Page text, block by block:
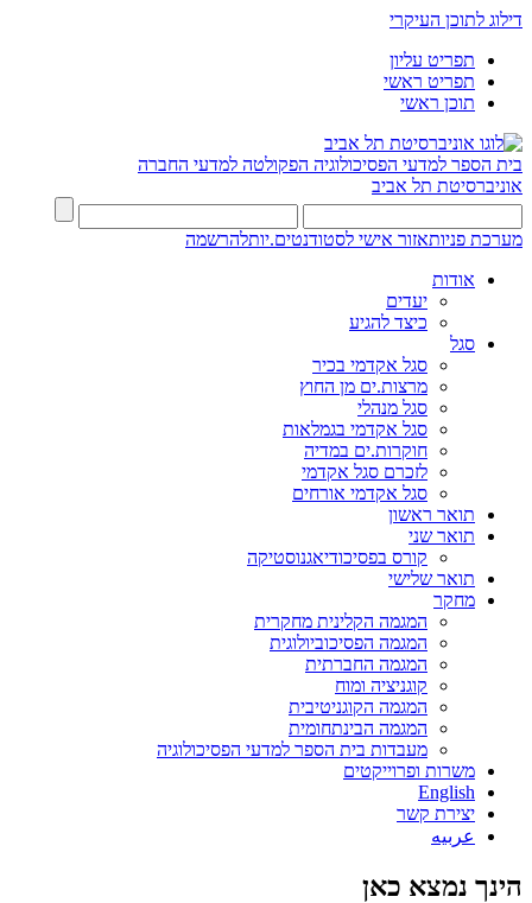
דילוג לתוכן העיקרי
תפריט עליון
תפריט ראשי
תוכן ראשי
בית הספר למדעי הפסיכולוגיה הפקולטה למדעי החברה
אוניברסיטת תל אביב
מערכת פניותאזור אישי לסטודנטים.יותלהרשמה
אודות
יעדים
כיצד להגיע
סגל
סגל אקדמי בכיר
מרצות.ים מן החוץ
סגל מנהלי
סגל אקדמי בגמלאות
חוקרות.ים במדיה
לזכרם סגל אקדמי
סגל אקדמי אורחים
תואר ראשון
תואר שני
קורס בפסיכודיאגנוסטיקה
תואר שלישי
מחקר
המגמה הקלינית מחקרית
המגמה הפסיכוביולוגית
המגמה החברתית
קוגניציה ומוח
המגמה הקוגניטיבית
המגמה הבינתחומית
מעבדות בית הספר למדעי הפסיכולוגיה
משרות ופרוייקטים
English
יצירת קשר
عربيه
הינך נמצא כאן